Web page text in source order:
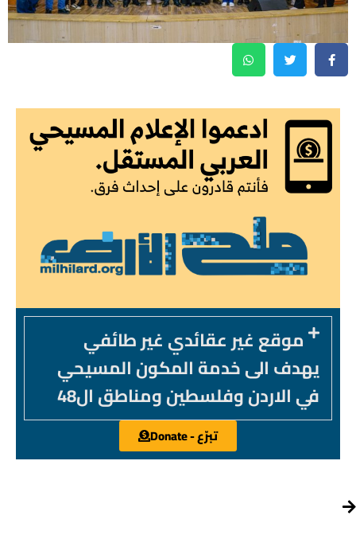
موقع غير عقائدي غير طائفي
يهدف الى خدمة المكون المسيحي
في الاردن وفلسطين ومناطق ال48
تبرّع - Donate